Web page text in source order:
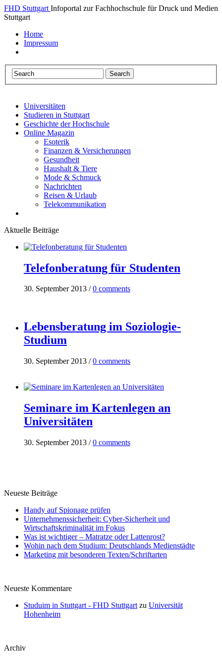
FHD Stuttgart Infoportal zur Fachhochschule für Druck und Medien
Stuttgart
Home
Impressum
Universitäten
Studieren in Stuttgart
Geschichte der Hochschule
Online Magazin
Esoterik
Finanzen & Versicherungen
Gesundheit
Haushalt & Tiere
Mode & Schmuck
Nachrichten
Reisen & Urlaub
Telekommunikation
Aktuelle Beiträge
Telefonberatung für Studenten
30. September 2013 /0 comments
Lebensberatung im Soziologie-
Studium
30. September 2013 /0 comments
Seminare im Kartenlegen an
Universitäten
30. September 2013 /0 comments
Neueste Beiträge
Handy auf Spionage prüfen
Unternehmenssicherheit: Cyber-Sicherheit und
Wirtschaftskriminalität im Fokus
Was ist wichtiger – Matratze oder Lattenrost?
Wohin nach dem Studium: Deutschlands Medienstädte
Marketing mit besonderen Texten/Schriftarten
Neueste Kommentare
Studuim in Stuttgart - FHD Stuttgart zu Universität
Hohenheim
Archiv